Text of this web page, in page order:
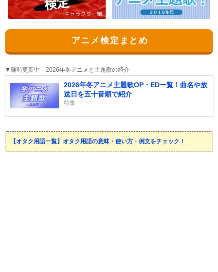
アニメ検定まとめ
▼随時更新中 2026年冬アニメと主題歌の紹介
2026年冬アニメ主題歌OP・ED一覧！曲名や放
送日を五十音順で紹介
特集
【オタク用語一覧】オタク用語の意味・使い方・例文をチェック！